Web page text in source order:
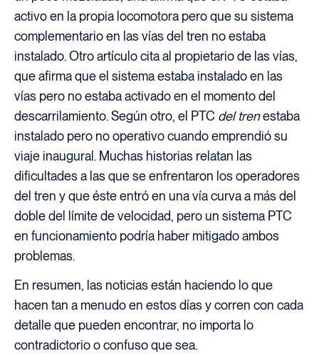
activo en la propia locomotora pero que su sistema
complementario en las vías del tren no estaba
instalado. Otro artículo cita al propietario de las vías,
que afirma que el sistema estaba instalado en las
vías pero no estaba activado en el momento del
descarrilamiento. Según otro, el PTC del trenestaba
instalado pero no operativo cuando emprendió su
viaje inaugural. Muchas historias relatan las
dificultades a las que se enfrentaron los operadores
del tren y que éste entró en una vía curva a más del
doble del límite de velocidad, pero un sistema PTC
en funcionamiento podría haber mitigado ambos
problemas.
En resumen, las noticias están haciendo lo que
hacen tan a menudo en estos días y corren con cada
detalle que pueden encontrar, no importa lo
contradictorio o confuso que sea.